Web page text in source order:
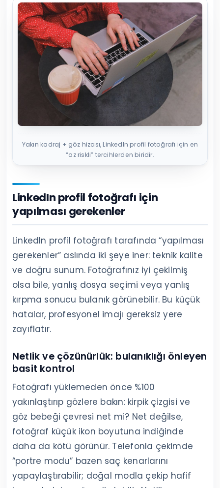
Yakın kadraj + göz hizası, LinkedIn profil fotoğrafı için en
“az riskli” tercihlerden biridir.
LinkedIn profil fotoğrafı için
yapılması gerekenler
LinkedIn profil fotoğrafı tarafında “yapılması
gerekenler” aslında iki şeye iner: teknik kalite
ve doğru sunum. Fotoğrafınız iyi çekilmiş
olsa bile, yanlış dosya seçimi veya yanlış
kırpma sonucu bulanık görünebilir. Bu küçük
hatalar, profesyonel imajı gereksiz yere
zayıflatır.
Netlik ve çözünürlük: bulanıklığı önleyen
basit kontrol
Fotoğrafı yüklemeden önce %100
yakınlaştırıp gözlere bakın: kirpik çizgisi ve
göz bebeği çevresi net mi? Net değilse,
fotoğraf küçük ikon boyutuna indiğinde
daha da kötü görünür. Telefonla çekimde
“portre modu” bazen saç kenarlarını
yapaylaştırabilir; doğal modla çekip hafif